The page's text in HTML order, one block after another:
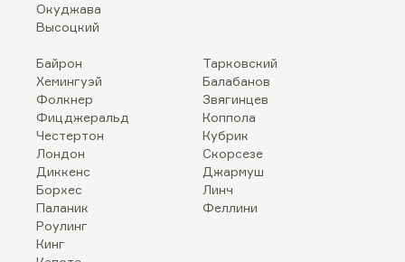
Окуджава
Высоцкий
Байрон
Хемингуэй
Фолкнер
Фицджеральд
Честертон
Лондон
Диккенс
Борхес
Паланик
Роулинг
Кинг
Тарковский
Балабанов
Звягинцев
Коппола
Кубрик
Скорсезе
Джармуш
Линч
Феллини